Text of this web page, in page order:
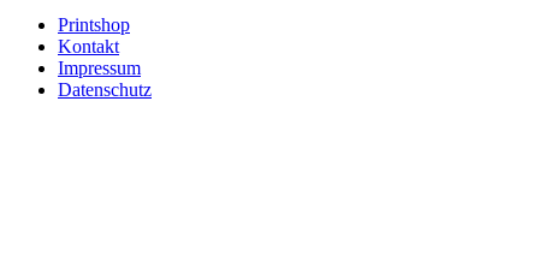
Printshop
Kontakt
Impressum
Datenschutz